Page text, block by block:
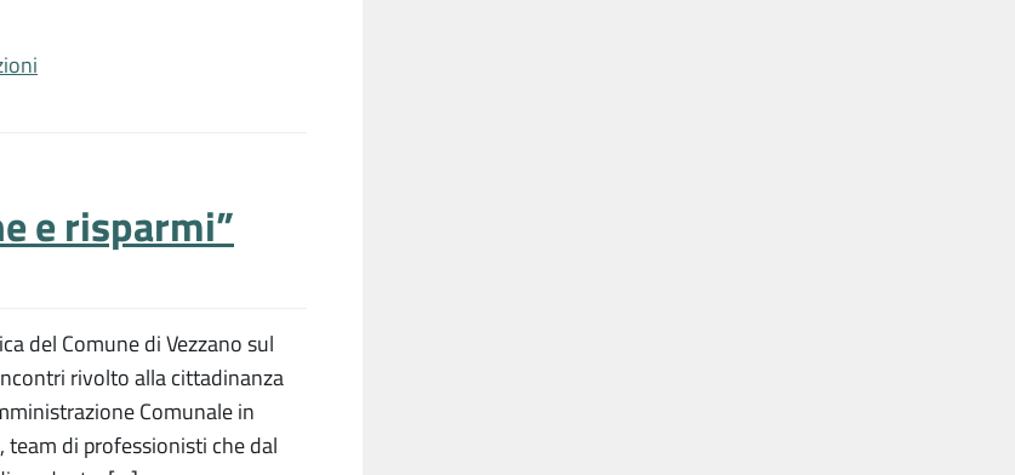
e risparmi”
del Comune di Vezzano sul
rivolto alla cittadinanza
Comunale in
team di professionisti che dal